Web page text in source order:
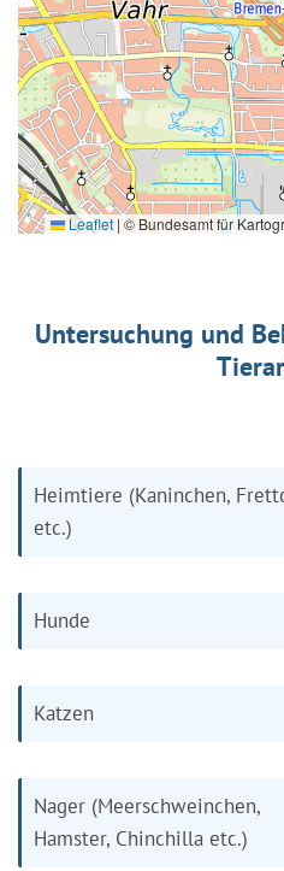
Leaflet | © Bundesamt für
Untersuchung und
Heimtiere (Kaninchen,
etc.)
Hunde
Katzen
Nager (Meerschweinchen,
Hamster, Chinchilla etc.)